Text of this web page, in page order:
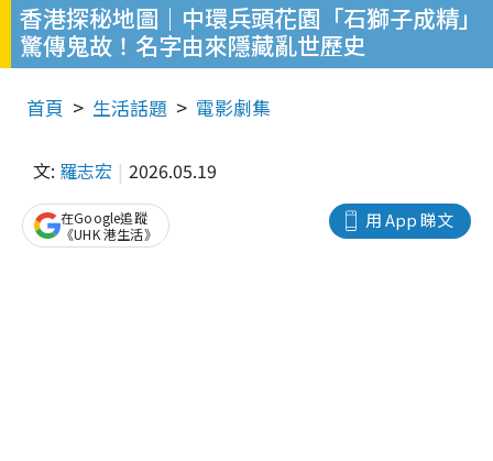
香港探秘地圖｜中環兵頭花園「石獅子成精」
驚傳鬼故！名字由來隱藏亂世歷史
首頁 生活話題 電影劇集
文: 羅志宏 2026.05.19
用 App 睇文
在Google追蹤
《UHK 港生活》